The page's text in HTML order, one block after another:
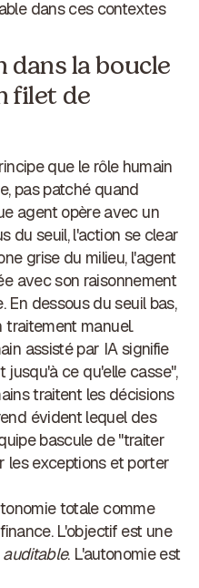
dans ces contextes
dans la boucle
filet de
que le rôle humain
pas patché quand
agent opère avec un
du seuil, l'action se clear
grise du milieu, l'agent
avec son raisonnement
En dessous du seuil bas,
manuel.
assisté par IAsignifie
jusqu'à ce qu'elle casse",
traitent les décisions
évident lequel des
bascule de "traiter
les exceptions et porter
totale comme
L'objectif est une
auditable. L'autonomie est